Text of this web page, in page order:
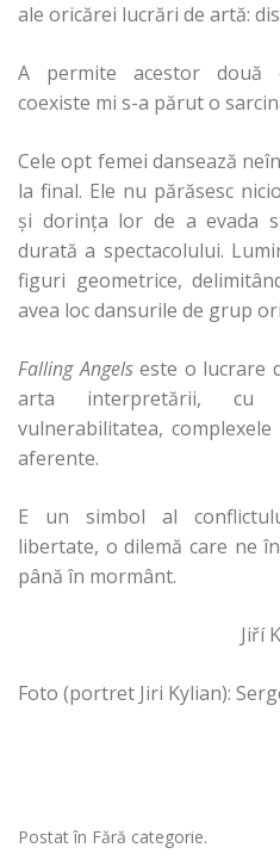
ale oricărei lucrări de artă:
A permite acestor două
coexiste mi s-a părut o
Cele opt femei dansează
la final. Ele nu părăsesc
şi dorinţa lor de a evada
durată a spectacolului.
figuri geometrice,
avea loc dansurile de grup
Falling Angelseste o lucrare
arta interpretării, cu
vulnerabilitatea,
aferente.
E un simbol al
libertate, o dilemă care ne
până în mormânt.
Jiří
Foto (portret Jiri Kylian):
Postat în Fără categorie.